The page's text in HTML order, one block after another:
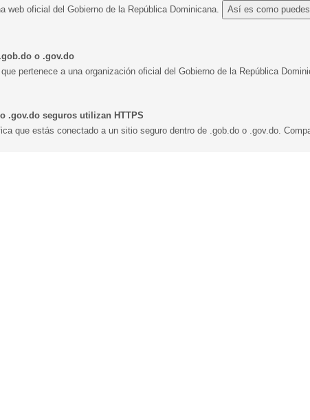
web oficial del Gobierno de la República Dominicana. Así es como
o .gov.do
pertenece a una organización oficial del Gobierno de la República
.gov.do seguros utilizan HTTPS
que estás conectado a un sitio seguro dentro de .gob.do o .gov.do.